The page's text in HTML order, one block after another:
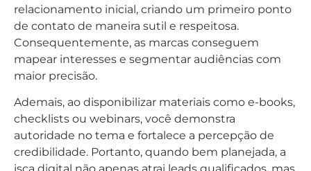
relacionamento inicial, criando um primeiro ponto
de contato de maneira sutil e respeitosa.
Consequentemente, as marcas conseguem
mapear interesses e segmentar audiências com
maior precisão.
Ademais, ao disponibilizar materiais como e-books,
checklists ou webinars, você demonstra
autoridade no tema e fortalece a percepção de
credibilidade. Portanto, quando bem planejada, a